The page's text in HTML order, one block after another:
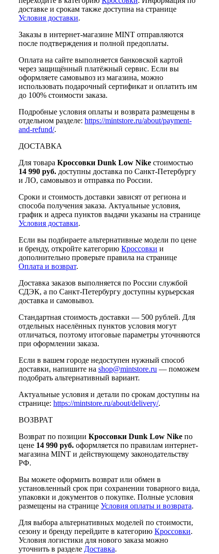
доставке и срокам также доступна на странице
Условия доставки.
Заказы в интернет-магазине MINT отправляются
после подтверждения и полной предоплаты.
Оплата на сайте выполняется банковской картой
через защищённый платёжный сервис. Если вы
оформляете самовывоз из магазина, можно
использовать подарочный сертификат и оплатить им
до 100% стоимости заказа.
Подробные условия оплаты и возврата размещены в
отдельном разделе: https://mintstore.ru/about/payment-
and-refund/.
ДОСТАВКА
Для товара Кроссовки Dunk Low Nike стоимостью
14 990 руб. доступны доставка по Санкт-Петербургу
и ЛО, самовывоз и отправка по России.
Сроки и стоимость доставки зависят от региона и
способа получения заказа. Актуальные условия,
график и адреса пунктов выдачи указаны на странице
Условия доставки.
Если вы подбираете альтернативные модели по цене
и бренду, откройте категорию Кроссовки и
дополнительно проверьте правила на странице
Оплата и возврат.
Доставка заказов выполняется по России службой
СДЭК, а по Санкт-Петербургу доступны курьерская
доставка и самовывоз.
Стандартная стоимость доставки — 500 рублей. Для
отдельных населённых пунктов условия могут
отличаться, поэтому итоговые параметры уточняются
при оформлении заказа.
Если в вашем городе недоступен нужный способ
доставки, напишите на shop@mintstore.ru — поможем
подобрать альтернативный вариант.
Актуальные условия и детали по срокам доступны на
странице: https://mintstore.ru/about/delivery/.
ВОЗВРАТ
Возврат по позиции Кроссовки Dunk Low Nike по
цене 14 990 руб. оформляется по правилам интернет-
магазина MINT и действующему законодательству
РФ.
Вы можете оформить возврат или обмен в
установленный срок при сохранении товарного вида,
упаковки и документов о покупке. Полные условия
размещены на странице Условия оплаты и возврата.
Для выбора альтернативных моделей по стоимости,
сезону и бренду перейдите в категорию Кроссовки.
Условия логистики для нового заказа можно
уточнить в разделе Доставка.